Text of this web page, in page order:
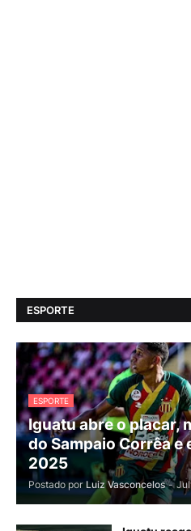
ESPORTE
ESPORTE
Iguatu abre o placar,
do Sampaio Corrêa e
2025
Postado por Luiz Vasconcelos -